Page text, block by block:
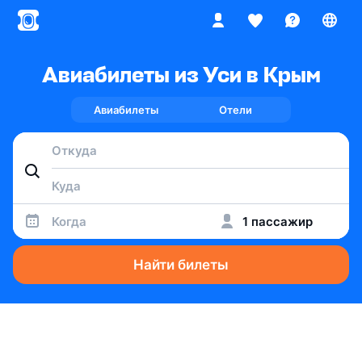
Авиабилеты из Уси в Крым
Авиабилеты Отели
Когда 1 пассажир
Найти билеты